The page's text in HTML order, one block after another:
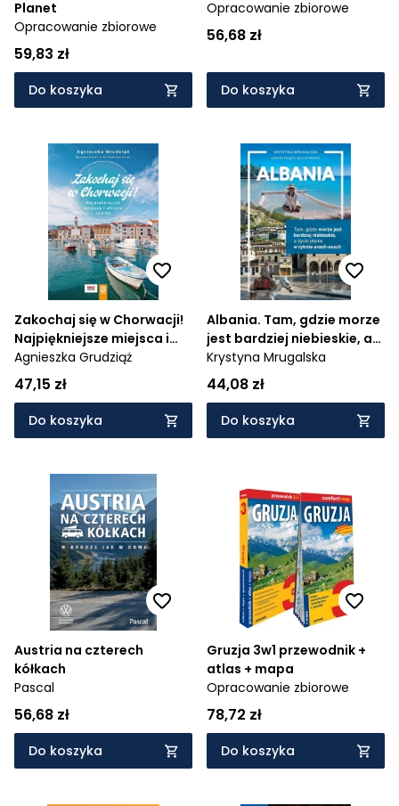
Planet
Opracowanie zbiorowe
59,83 zł
Do koszyka
Opracowanie zbiorowe
56,68 zł
Do koszyka
Zakochaj się w Chorwacji!
Najpiękniejsze miejsca i
ukryte skarby
Agnieszka Grudziąż
47,15 zł
Do koszyka
Albania. Tam, gdzie morze
jest bardziej niebieskie, a
życie płynie w rytmie
avash-avash
Krystyna Mrugalska
44,08 zł
Do koszyka
Austria na czterech
kółkach
Pascal
56,68 zł
Do koszyka
Gruzja 3w1 przewodnik +
atlas + mapa
Opracowanie zbiorowe
78,72 zł
Do koszyka